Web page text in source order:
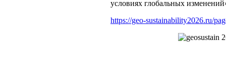
условиях глобальных
https://geo-sustainability2026.ru/